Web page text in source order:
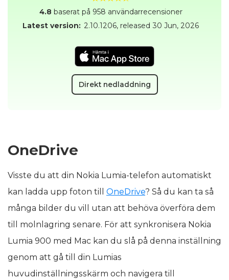
4.8 baserat på 958 användarrecensioner
Latest version: 2.10.1206, released 30 Jun, 2026
Direkt nedladdning
OneDrive
Visste du att din Nokia Lumia-telefon automatiskt
kan ladda upp foton till OneDrive? Så du kan ta så
många bilder du vill utan att behöva överföra dem
till molnlagring senare. För att synkronisera Nokia
Lumia 900 med Mac kan du slå på denna inställning
genom att gå till din Lumias
huvudinställningsskärm och navigera till